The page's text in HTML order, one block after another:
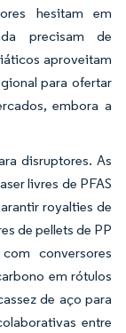
hesitam em
precisam de
aproveitam
para ofertar
embora a
disruptores. As
livres de PFAS
royalties de
de pellets de PP
conversores
em rótulos
de aço para
entre